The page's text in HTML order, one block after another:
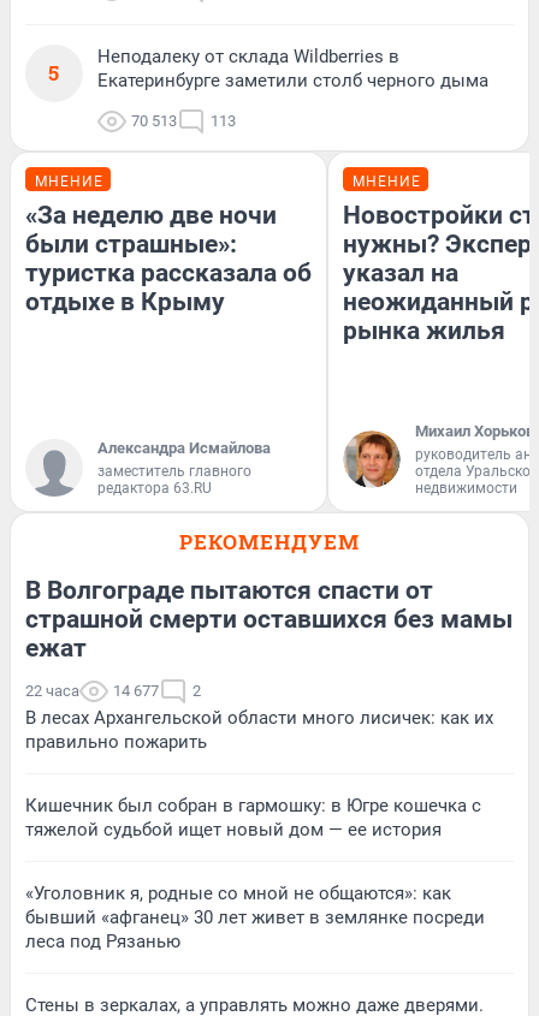
5
Неподалеку от склада Wildberries в
Екатеринбурге заметили столб черного дыма
70 513 113
МНЕНИЕ
«За неделю две ночи
были страшные»:
туристка рассказала об
отдыхе в Крыму
Александра Исмайлова
заместитель главного
редактора 63.RU
МНЕНИЕ
Новостройки
нужны?
указал на
неожиданный
рынка жилья
Михаил Хорьков
руководитель
отдела
недвижимости
РЕКОМЕНДУЕМ
В Волгограде пытаются спасти от
страшной смерти оставшихся без мамы
ежат
22 часа 14 677 2
В лесах Архангельской области много лисичек: как их
правильно пожарить
Кишечник был собран в гармошку: в Югре кошечка с
тяжелой судьбой ищет новый дом — ее история
«Уголовник я, родные со мной не общаются»: как
бывший «афганец» 30 лет живет в землянке посреди
леса под Рязанью
Стены в зеркалах, а управлять можно даже дверями.